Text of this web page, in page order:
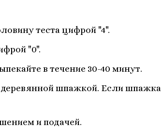
теста цифрой "4".
"0".
в течение 30-40 минут.
деревянной шпажкой. Если шпажка
и подачей.